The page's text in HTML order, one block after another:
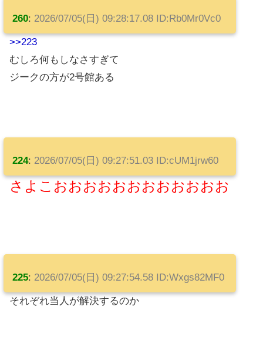
260: 2026/07/05(日) 09:28:17.08 ID:Rb0Mr0Vc0
>>223
むしろ何もしなさすぎて
ジークの方が2号館ある
224: 2026/07/05(日) 09:27:51.03 ID:cUM1jrw60
さよこおおおおおおおおおおおお
225: 2026/07/05(日) 09:27:54.58 ID:Wxgs82MF0
それぞれ当人が解決するのか